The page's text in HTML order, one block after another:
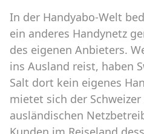
In der Handyabo-Welt
ein anderes Handynetz
des eigenen Anbieters.
ins Ausland reist, haben
Salt dort kein eigenes
mietet sich der
ausländischen